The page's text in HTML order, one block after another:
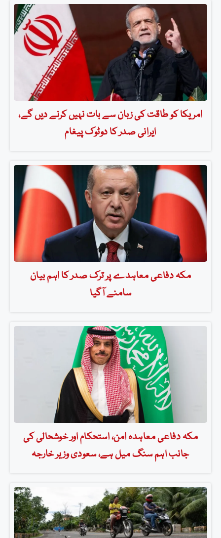
امریکا کو طاقت کی زبان سے بات نہیں کرنے دیں گے،
ایرانی صدر کا دوٹوک پیغام
مکہ دفاعی معاہدے پر ترک صدر کا اہم بیان
سامنے آگیا
مکہ دفاعی معاہدہ امن، استحکام اور خوشحالی کی
جانب اہم سنگ میل ہے، سعودی وزیر خارجہ